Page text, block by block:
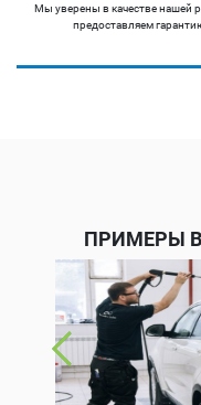
Мы уверены в качестве нашей
предоставляем
ПРИМЕРЫ